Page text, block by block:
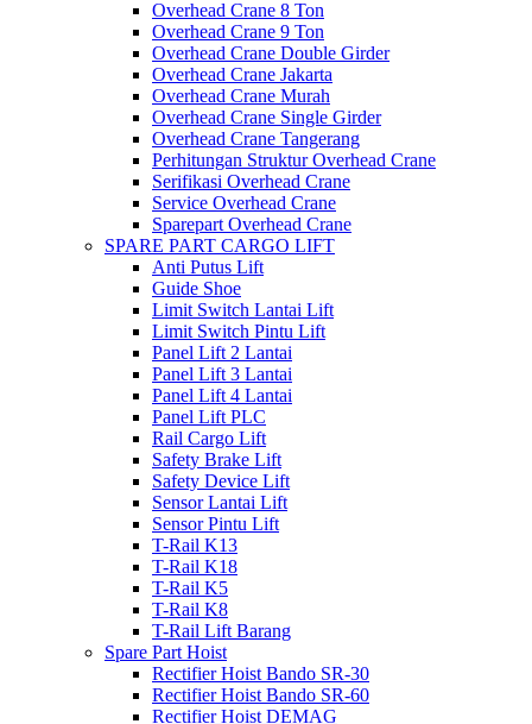
Overhead Crane 8 Ton
Overhead Crane 9 Ton
Overhead Crane Double Girder
Overhead Crane Jakarta
Overhead Crane Murah
Overhead Crane Single Girder
Overhead Crane Tangerang
Perhitungan Struktur Overhead Crane
Serifikasi Overhead Crane
Service Overhead Crane
Sparepart Overhead Crane
SPARE PART CARGO LIFT
Anti Putus Lift
Guide Shoe
Limit Switch Lantai Lift
Limit Switch Pintu Lift
Panel Lift 2 Lantai
Panel Lift 3 Lantai
Panel Lift 4 Lantai
Panel Lift PLC
Rail Cargo Lift
Safety Brake Lift
Safety Device Lift
Sensor Lantai Lift
Sensor Pintu Lift
T-Rail K13
T-Rail K18
T-Rail K5
T-Rail K8
T-Rail Lift Barang
Spare Part Hoist
Rectifier Hoist Bando SR-30
Rectifier Hoist Bando SR-60
Rectifier Hoist DEMAG